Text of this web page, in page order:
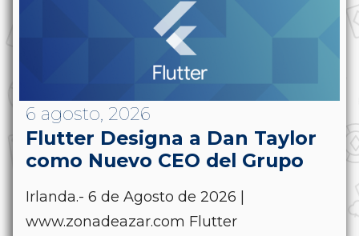
6 agosto, 2026
Flutter Designa a Dan Taylor
como Nuevo CEO del Grupo
Irlanda.- 6 de Agosto de 2026 |
www.zonadeazar.com Flutter